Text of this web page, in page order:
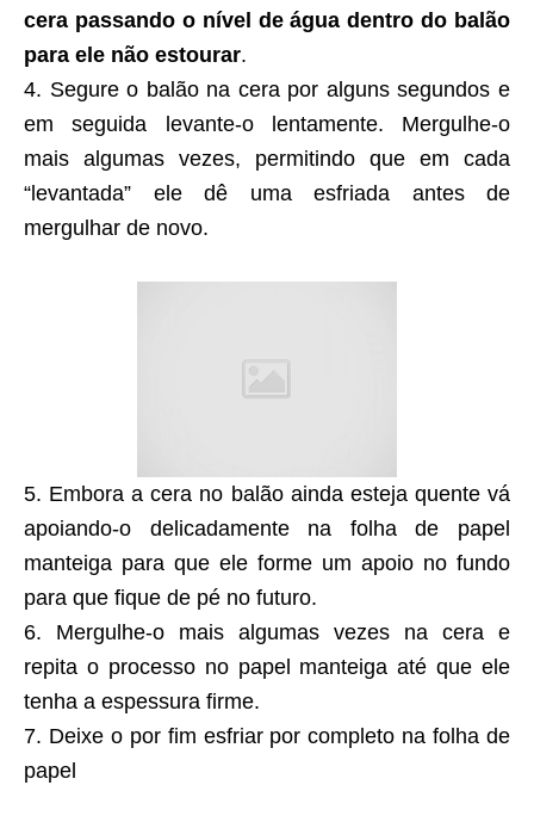
cera passando o nível de água dentro do balão
para ele não estourar.
4. Segure o balão na cera por alguns segundos e
em seguida levante-o lentamente. Mergulhe-o
mais algumas vezes, permitindo que em cada
“levantada” ele dê uma esfriada antes de
mergulhar de novo.
5. Embora a cera no balão ainda esteja quente vá
apoiando-o delicadamente na folha de papel
manteiga para que ele forme um apoio no fundo
para que fique de pé no futuro.
6. Mergulhe-o mais algumas vezes na cera e
repita o processo no papel manteiga até que ele
tenha a espessura firme.
7. Deixe o por fim esfriar por completo na folha de
papel